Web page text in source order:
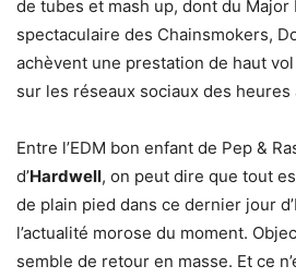
de tubes et mash up, dont du Major
spectaculaire des Chainsmokers,
achèvent une prestation de haut
sur les réseaux sociaux des heures
Entre l’EDM bon enfant de Pep &
d’Hardwell, on peut dire que tout
de plain pied dans ce dernier jour
l’actualité morose du moment.
semble de retour en masse. Et ce